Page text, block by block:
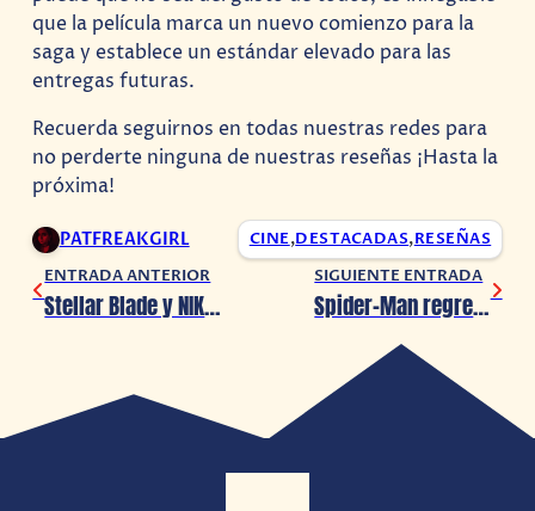
que la película marca un nuevo comienzo para la
saga y establece un estándar elevado para las
entregas futuras.
Recuerda seguirnos en todas nuestras redes para
no perderte ninguna de nuestras reseñas ¡Hasta la
próxima!
PATFREAKGIRL CINE,DESTACADAS,RESEÑAS
ENTRADA ANTERIOR
Stellar Blade y NIKKE conforman crossover
SIGUIENTE ENTRADA
Spider-Man regresa al cine en 2024, pero… ¿Cuál de todos?